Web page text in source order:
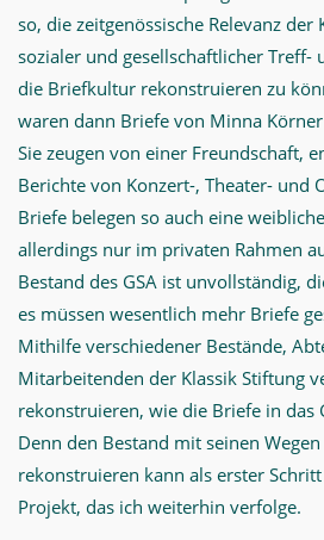
so, die zeitgenössische Relevanz
sozialer und gesellschaftlicher
die Briefkultur rekonstruieren zu
waren dann Briefe von Minna
Sie zeugen von einer Freundschaft,
Berichte von Konzert-, Theater- und
Briefe belegen so auch eine
allerdings nur im privaten Rahmen
Bestand des GSA ist unvollständig,
es müssen wesentlich mehr Briefe
Mithilfe verschiedener Bestände,
Mitarbeitenden der Klassik Stiftung
rekonstruieren, wie die Briefe in das
Denn den Bestand mit seinen
rekonstruieren kann als erster
Projekt, das ich weiterhin verfolge.